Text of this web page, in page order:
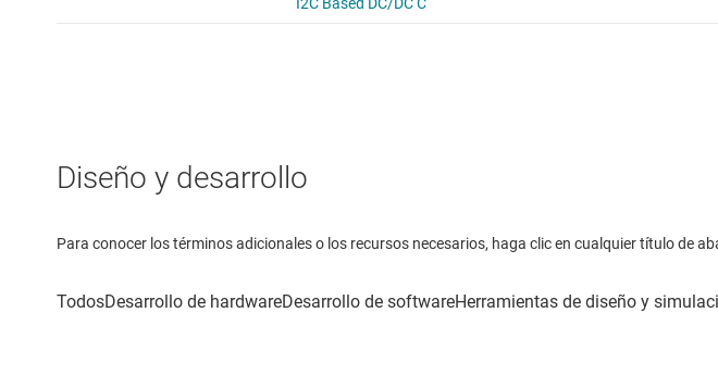
Diseño y desarrollo
Para conocer los términos adicionales o los recursos necesarios, haga clic en cualquier título de